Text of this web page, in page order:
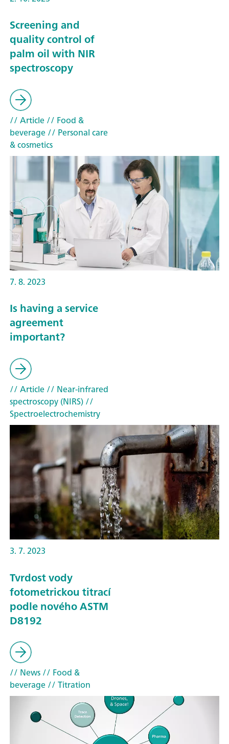
Screening and
quality control of
palm oil with NIR
spectroscopy
// Article// Food &
beverage// Personal care
& cosmetics
7. 8. 2023
Is having a service
agreement
important?
// Article// Near-infrared
spectroscopy (NIRS)//
Spectroelectrochemistry
3. 7. 2023
Tvrdost vody
fotometrickou titrací
podle nového ASTM
D8192
// News// Food &
beverage// Titration